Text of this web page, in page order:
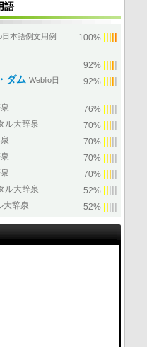
語
日本語例文用例
100%
92%
ダム Weblio日
92%
76%
ル大辞泉 70%
70%
70%
70%
ル大辞泉 52%
大辞泉 52%